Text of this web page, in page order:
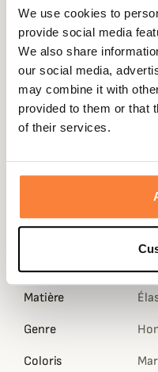
We use cookies to
provide social media
We also share
our social media,
may combine it with
provided to them or that
of their services.
L'ourlet du bas ainsi que
assurer un excellent
déplacez dans des
épaulez.
Sa matière légère et
séchage et permet un
coloris marron ainsi que
Fiche
Matière
Genre
Coloris